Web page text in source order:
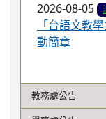
2026-08-05
「台語文教
動簡章
教務處公告